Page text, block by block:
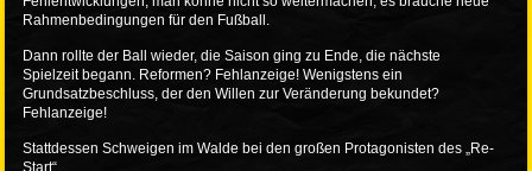
Rahmenbedingungen für den Fußball.
Dann rollte der Ball wieder, die Saison ging zu Ende, die nächste
Spielzeit begann. Reformen? Fehlanzeige! Wenigstens ein
Grundsatzbeschluss, der den Willen zur Veränderung bekundet?
Fehlanzeige!
Stattdessen Schweigen im Walde bei den großen Protagonisten des „Re-